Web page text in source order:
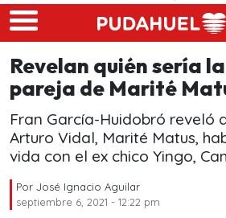
Skip to main content
Revelan quién sería
pareja de Marité
Fran García-Huidobró reveló
Arturo Vidal, Marité Matus,
vida con el ex chico Yingo,
Por José Ignacio Aguilar
septiembre 6, 2021 - 12:22 pm